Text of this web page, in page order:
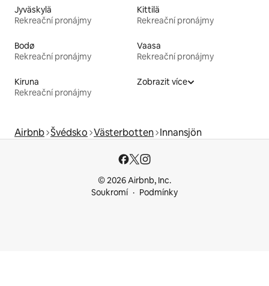
Jyväskylä
Rekreační pronájmy
Kittilä
Rekreační pronájmy
Bodø
Rekreační pronájmy
Vaasa
Rekreační pronájmy
Kiruna
Rekreační pronájmy
Zobrazit více
Airbnb Švédsko Västerbotten Innansjön
© 2026 Airbnb, Inc.
Soukromí
Podmínky